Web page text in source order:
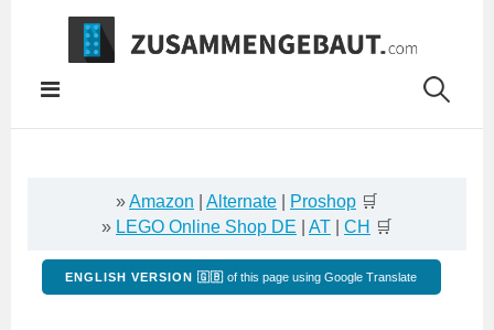
Springe
Inhalt
»Amazon Alternate Proshop 🛒
» LEGO Online Shop DE AT CH 🛒
ENGLISH VERSION 🇬🇧 of this page using Google Translate